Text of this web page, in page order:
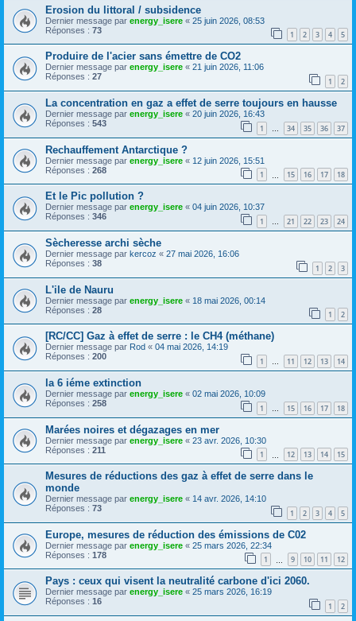
Erosion du littoral / subsidence
Dernier message par energy_isere « 25 juin 2026, 08:53
Réponses : 73 1 2 3 4 5
Produire de l'acier sans émettre de CO2
Dernier message par energy_isere « 21 juin 2026, 11:06
Réponses : 27 1 2
La concentration en gaz a effet de serre toujours en hausse
Dernier message par energy_isere « 20 juin 2026, 16:43
Réponses : 543 1 … 34 35 36 37
Rechauffement Antarctique ?
Dernier message par energy_isere « 12 juin 2026, 15:51
Réponses : 268 1 15 16 17 18
Et le Pic pollution ?
Dernier message par energy_isere « 04 juin 2026, 10:37
Réponses : 346 1 … 21 22 23 24
Sècheresse archi sèche
Dernier message par kercoz « 27 mai 2026, 16:06
Réponses : 38 1 2 3
L'ile de Nauru
Dernier message par energy_isere « 18 mai 2026, 00:14
Réponses : 28 1 2
[RC/CC] Gaz à effet de serre : le CH4 (méthane)
Dernier message par Rod « 04 mai 2026, 14:19
Réponses : 200 1 … 11 12 13 14
la 6 iéme extinction
Dernier message par energy_isere « 02 mai 2026, 10:09
Réponses : 258 1 … 15 16 17 18
Marées noires et dégazages en mer
Dernier message par energy_isere « 23 avr. 2026, 10:30
Réponses : 211 1 12 13 14 15
Mesures de réductions des gaz à effet de serre dans le
monde
Dernier message par energy_isere « 14 avr. 2026, 14:10
Réponses : 73 1 2 3 4 5
Europe, mesures de réduction des émissions de C02
Dernier message par energy_isere « 25 mars 2026, 22:34
Réponses : 178 1 9 10 11 12
Pays : ceux qui visent la neutralité carbone d'ici 2060.
Dernier message par energy_isere « 25 mars 2026, 16:19
Réponses : 16 1 2